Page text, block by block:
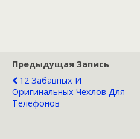
Предыдущая Запись
12 Забавных И
Оригинальных Чехлов Для
Телефонов